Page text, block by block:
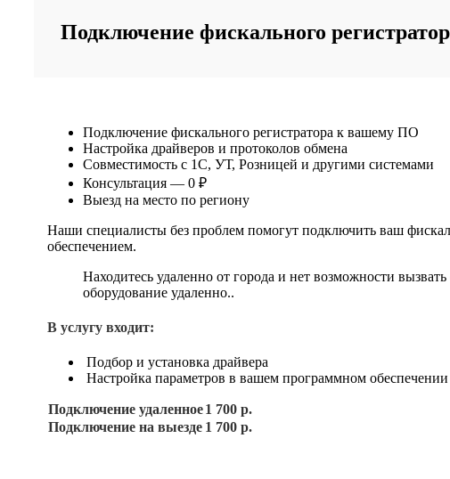
Подключение фискального
Подключение фискального регистратора к вашему ПО
Настройка драйверов и протоколов обмена
Совместимость с 1С, УТ, Розницей и другими системами
Консультация — 0 ₽
Выезд на место по региону
Наши специалисты без проблем помогут подключить ваш
обеспечением.
Находитесь удаленно от города и нет возможности
оборудование удаленно..
В услугу входит:
Подбор и установка драйвера
Настройка параметров в вашем программном обеспечении
Подключение удаленное1 700 р.
Подключение на выезде 1 700 р.